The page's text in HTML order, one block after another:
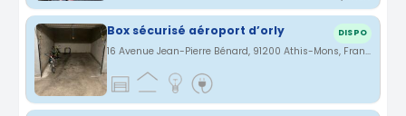
Box sécurisé aéroport d’orly DISPO
16 Avenue Jean-Pierre Bénard, 91200 Athis-Mons, France · 4.28 km